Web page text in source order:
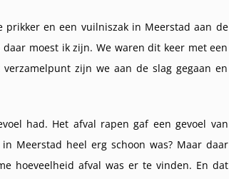
en een vuilniszak in Meerstad aan de
moest ik zijn. We waren dit keer met een
zijn we aan de slag gegaan en
had. Het afval rapen gaf een gevoel van
Meerstad heel erg schoon was? Maar daar
hoeveelheid afval was er te vinden. En dat